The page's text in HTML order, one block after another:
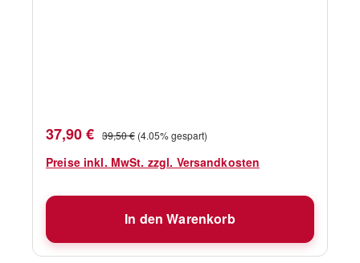
Verkaufspreis:
37,90 € Regulärer Preis:
39,50 € (4.05% gespart)
Preise inkl. MwSt. zzgl. Versandkosten
In den Warenkorb